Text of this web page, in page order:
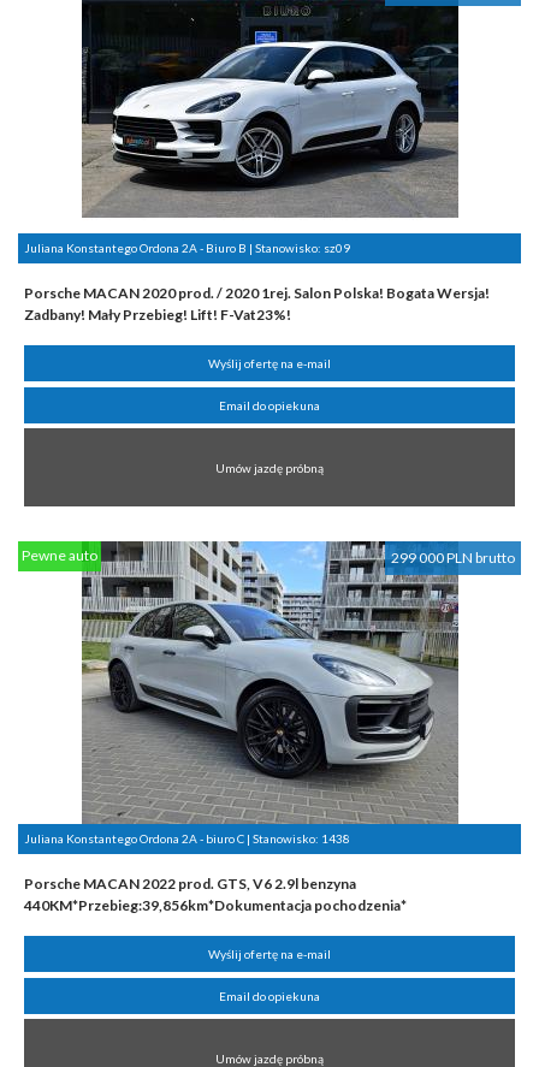
Juliana Konstantego Ordona 2A - Biuro B | Stanowisko: sz09
Porsche MACAN 2020 prod. / 2020 1rej. Salon Polska! Bogata Wersja!
Zadbany! Mały Przebieg! Lift! F-Vat23%!
Wyślij ofertę na e-mail
Email do opiekuna
Umów jazdę próbną
299 000 PLN brutto
Pewne auto
Juliana Konstantego Ordona 2A - biuro C | Stanowisko: 1438
Porsche MACAN 2022 prod. GTS, V6 2.9l benzyna
440KM*Przebieg:39,856km*Dokumentacja pochodzenia*
Wyślij ofertę na e-mail
Email do opiekuna
Umów jazdę próbną